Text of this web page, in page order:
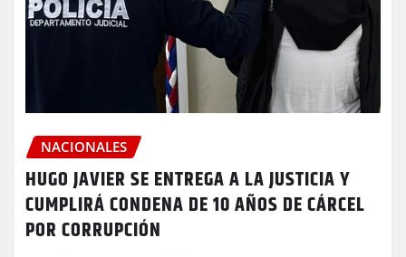
NACIONALES
HUGO JAVIER SE ENTREGA A LA JUSTICIA Y
CUMPLIRÁ CONDENA DE 10 AÑOS DE CÁRCEL
POR CORRUPCIÓN